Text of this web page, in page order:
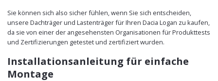
Sie können sich also sicher fühlen, wenn Sie sich entscheiden,
unsere Dachträger und Lastenträger für Ihren Dacia Logan zu kaufen,
da sie von einer der angesehensten Organisationen für Produkttests
und Zertifizierungen getestet und zertifiziert wurden.
Installationsanleitung für einfache
Montage